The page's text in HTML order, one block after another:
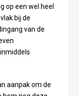
op een wel heel
bij de
van de
aanpak om de